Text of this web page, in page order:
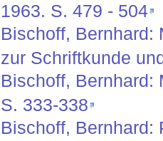
1963. S. 479 - 504
Bischoff, Bernhard:
zur Schriftkunde
Bischoff, Bernhard:
S. 333-338
Bischoff, Bernhard: